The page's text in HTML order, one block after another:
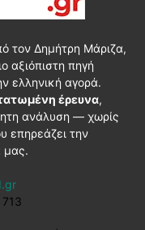
τον Δημήτρη Μάριζα,
αξιόπιστη πηγή
ελληνική αγορά.
έρευνα,
ανάλυση — χωρίς
επηρεάζει την
μας.